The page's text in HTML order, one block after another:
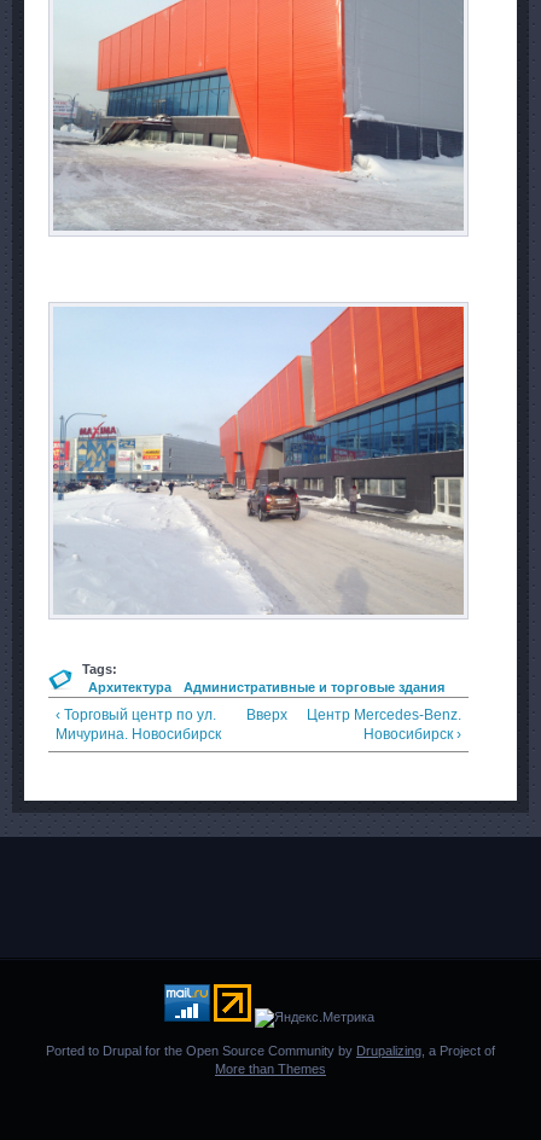
Tags:
Архитектура
Административные и торговые здания
‹ Торговый центр по ул.
Мичурина. Новосибирск
Вверх
Центр Merсedes-Benz.
Новосибирск ›
Ported to Drupal for the Open Source Community by Drupalizing , a Project of
More than Themes